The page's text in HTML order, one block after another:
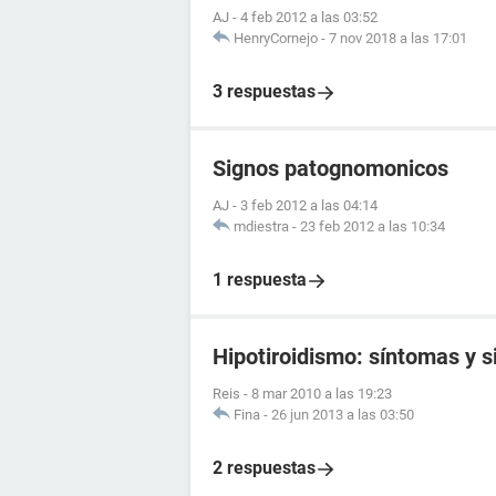
AJ - 4 feb 2012 a las 03:52
HenryCornejo - 7 nov 2018 a las 17:01
3 respuestas
Signos patognomonicos
AJ - 3 feb 2012 a las 04:14
mdiestra - 23 feb 2012 a las 10:34
1 respuesta
Hipotiroidismo: síntomas y
Reis - 8 mar 2010 a las 19:23
Fina - 26 jun 2013 a las 03:50
2 respuestas